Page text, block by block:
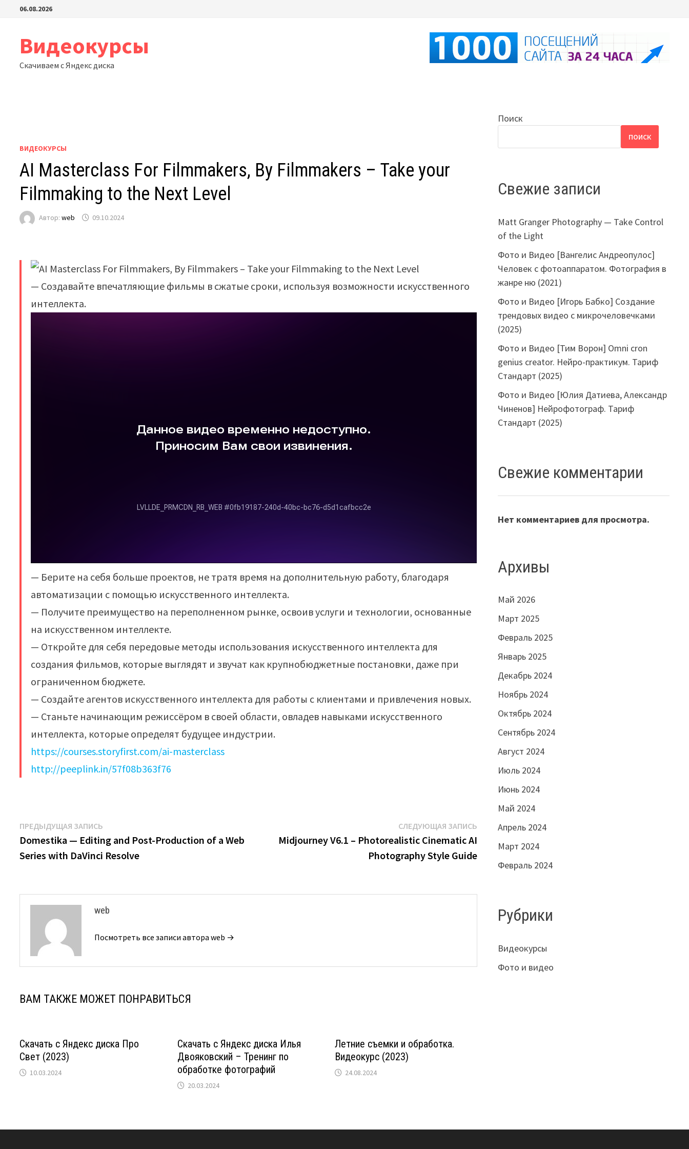
Перейти06.08.2026
Видеокурсы
Скачиваем с Яндекс диска
ВИДЕОКУРСЫ
AI Masterclass For Filmmakers, By Filmmakers – Take your
Filmmaking to the Next Level
Автор:web 09.10.2024
— Создавайте впечатляющие фильмы в сжатые сроки, используя возможности искусственного
интеллекта.
— Берите на себя больше проектов, не тратя время на дополнительную работу, благодаря
автоматизации с помощью искусственного интеллекта.
— Получите преимущество на переполненном рынке, освоив услуги и технологии, основанные
на искусственном интеллекте.
— Откройте для себя передовые методы использования искусственного интеллекта для
создания фильмов, которые выглядят и звучат как крупнобюджетные постановки, даже при
ограниченном бюджете.
— Создайте агентов искусственного интеллекта для работы с клиентами и привлечения новых.
— Станьте начинающим режиссёром в своей области, овладев навыками искусственного
интеллекта, которые определят будущее индустрии.
https://courses.storyfirst.com/ai-masterclass
http://peeplink.in/57f08b363f76
Навигация
по
ПРЕДЫДУЩАЯ ЗАПИСЬ
запись:
Domestika — Editing and Post-Production of a Web
Series with DaVinci Resolve
СЛЕДУЮЩАЯ ЗАПИСЬСледующая
запись:
Midjourney V6.1 – Photorealistic Cinematic AI
Photography Style Guide
web
Посмотреть все записи автора web →
ВАМ ТАКЖЕ МОЖЕТ ПОНРАВИТЬСЯ
Скачать с Яндекс диска Про
Свет (2023)
10.03.2024
Скачать с Яндекс диска Илья
Двояковский – Тренинг по
обработке фотографий
20.03.2024
Летние съемки и обработка.
Видеокурс (2023)
24.08.2024
Поиск
ПОИСК
Свежие записи
Matt Granger Photography — Take Control
of the Light
Фото и Видео [Вангелис Андреопулос]
Человек с фотоаппаратом. Фотография в
жанре ню (2021)
Фото и Видео [Игорь Бабко] Создание
трендовых видео с микрочеловечками
(2025)
Фото и Видео [Тим Ворон] Omni cron
genius creator. Нейро-практикум. Тариф
Стандарт (2025)
Фото и Видео [Юлия Датиева, Александр
Чиненов] Нейрофотограф. Тариф
Стандарт (2025)
Свежие комментарии
Нет комментариев для просмотра.
Архивы
Май 2026
Март 2025
Февраль 2025
Январь 2025
Декабрь 2024
Ноябрь 2024
Октябрь 2024
Сентябрь 2024
Август 2024
Июль 2024
Июнь 2024
Май 2024
Апрель 2024
Март 2024
Февраль 2024
Рубрики
Видеокурсы
Фото и видео